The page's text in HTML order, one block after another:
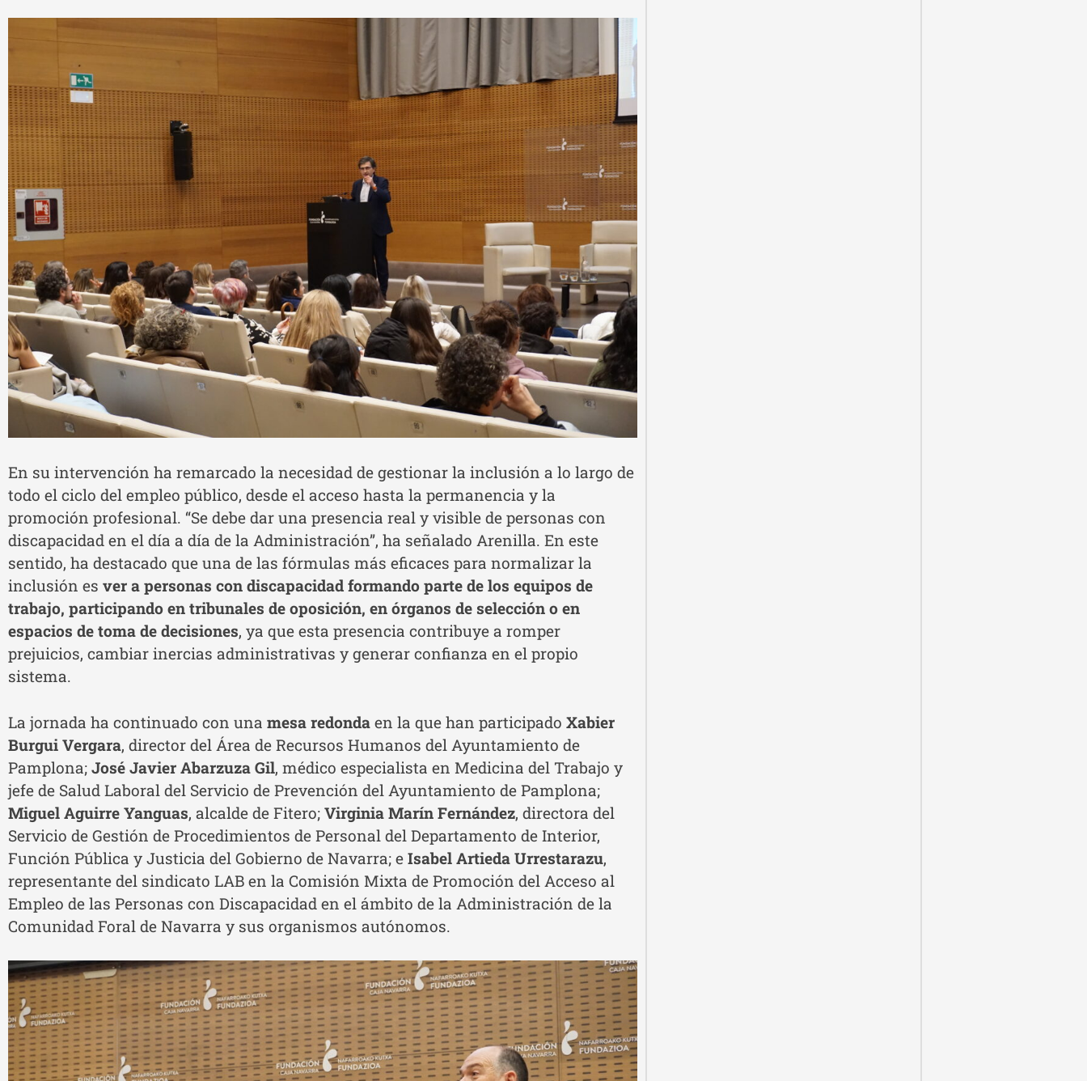
En su intervención ha remarcado la necesidad de gestionar la inclusión a lo largo de
todo el ciclo del empleo público, desde el acceso hasta la permanencia y la
promoción profesional. “Se debe dar una presencia real y visible de personas con
discapacidad en el día a día de la Administración”, ha señalado Arenilla. En este
sentido, ha destacado que una de las fórmulas más eficaces para normalizar la
inclusión es ver a personas con discapacidad formando parte de los equipos de
trabajo, participando en tribunales de oposición, en órganos de selección o en
espacios de toma de decisiones, ya que esta presencia contribuye a romper
prejuicios, cambiar inercias administrativas y generar confianza en el propio
sistema.
La jornada ha continuado con una mesa redonda en la que han participado Xabier
Burgui Vergara, director del Área de Recursos Humanos del Ayuntamiento de
Pamplona; José Javier Abarzuza Gil, médico especialista en Medicina del Trabajo y
jefe de Salud Laboral del Servicio de Prevención del Ayuntamiento de Pamplona;
Miguel Aguirre Yanguas, alcalde de Fitero; Virginia Marín Fernández, directora del
Servicio de Gestión de Procedimientos de Personal del Departamento de Interior,
Función Pública y Justicia del Gobierno de Navarra; e Isabel Artieda Urrestarazu,
representante del sindicato LAB en la Comisión Mixta de Promoción del Acceso al
Empleo de las Personas con Discapacidad en el ámbito de la Administración de la
Comunidad Foral de Navarra y sus organismos autónomos.